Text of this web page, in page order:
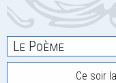
Le Poème
Ce soir